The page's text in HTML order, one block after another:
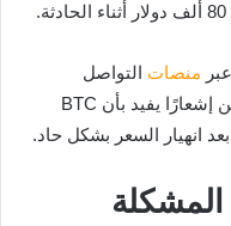
منصات التواصل
الاجتماعي، حيث تلقى بعض المستخدمين إشعارًا يفيد بأن BTC